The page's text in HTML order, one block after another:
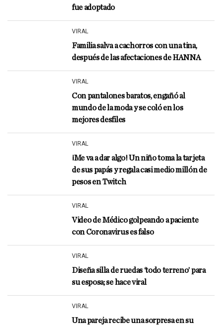
fue adoptado
VIRAL
Familia salva a cachorros con una tina,
después de las afectaciones de HANNA
VIRAL
Con pantalones baratos, engañó al
mundo de la moda y se coló en los
mejores desfiles
VIRAL
¡Me va a dar algo! Un niño toma la tarjeta
de sus papás y regala casi medio millón de
pesos en Twitch
VIRAL
Video de Médico golpeando a paciente
con Coronavirus es falso
VIRAL
Diseña silla de ruedas ‘todo terreno’ para
su esposa; se hace viral
VIRAL
Una pareja recibe una sorpresa en su